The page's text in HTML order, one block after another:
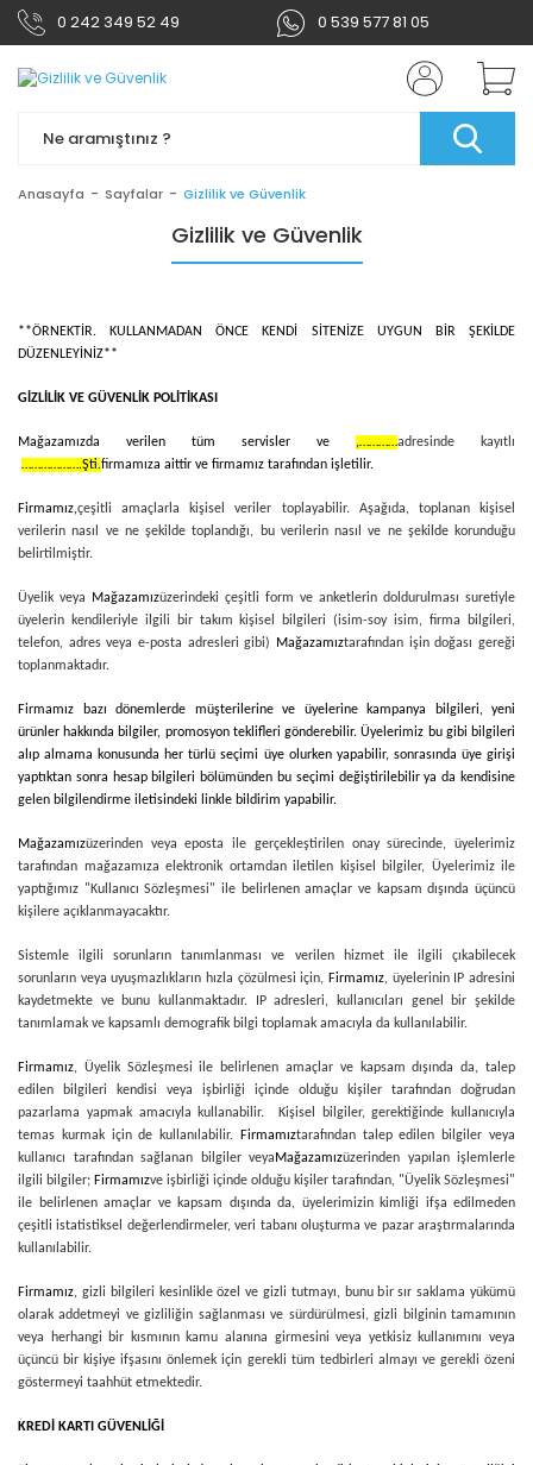
0 242 349 52 49 0 539 577 81 05
Anasayfa Sayfalar Gizlilik ve Güvenlik
Gizlilik ve Güvenlik
**ÖRNEKTİR. KULLANMADAN ÖNCE KENDİ SİTENİZE UYGUN BİR ŞEKİLDE
DÜZENLEYİNİZ**
GİZLİLİK VE GÜVENLİK POLİTİKASI
Mağazamızda verilen tüm servisler ve ,…………adresinde kayıtlı
……………….Şti.firmamıza aittir ve firmamız tarafından işletilir.
Firmamız,çeşitli amaçlarla kişisel veriler toplayabilir. Aşağıda, toplanan kişisel
verilerin nasıl ve ne şekilde toplandığı, bu verilerin nasıl ve ne şekilde korunduğu
belirtilmiştir.
Üyelik veya Mağazamızüzerindeki çeşitli form ve anketlerin doldurulması suretiyle
üyelerin kendileriyle ilgili bir takım kişisel bilgileri (isim-soy isim, firma bilgileri,
telefon, adres veya e-posta adresleri gibi)
Mağazamıztarafından işin doğası gereği
toplanmaktadır.
Firmamız bazı dönemlerde müşterilerine ve üyelerine kampanya bilgileri, yeni
ürünler hakkında bilgiler, promosyon teklifleri gönderebilir. Üyelerimiz bu gibi bilgileri
alıp almama konusunda her türlü seçimi üye olurken yapabilir, sonrasında üye girişi
yaptıktan sonra hesap bilgileri bölümünden bu seçimi değiştirilebilir ya da kendisine
gelen bilgilendirme iletisindeki linkle bildirim yapabilir.
Mağazamızüzerinden veya eposta ile gerçekleştirilen onay sürecinde, üyelerimiz
tarafından mağazamıza elektronik ortamdan iletilen kişisel bilgiler, Üyelerimiz ile
yaptığımız "Kullanıcı Sözleşmesi" ile belirlenen amaçlar ve kapsam dışında üçüncü
kişilere açıklanmayacaktır.
Sistemle ilgili sorunların tanımlanması ve verilen hizmet ile ilgili çıkabilecek
sorunların veya uyuşmazlıkların hızla çözülmesi için, Firmamız, üyelerinin IP adresini
kaydetmekte ve bunu kullanmaktadır. IP adresleri, kullanıcıları genel bir şekilde
tanımlamak ve kapsamlı demografik bilgi toplamak amacıyla da kullanılabilir.
Firmamız, Üyelik Sözleşmesi ile belirlenen amaçlar ve kapsam dışında da, talep
edilen bilgileri kendisi veya işbirliği içinde olduğu kişiler tarafından doğrudan
pazarlama yapmak amacıyla kullanabilir. Kişisel bilgiler, gerektiğinde kullanıcıyla
temas kurmak için de kullanılabilir. Firmamıztarafından talep edilen bilgiler veya
kullanıcı tarafından sağlanan bilgiler veya Mağazamızüzerinden yapılan işlemlerle
ilgili bilgiler; Firmamızve işbirliği içinde olduğu kişiler tarafından, "Üyelik Sözleşmesi"
ile belirlenen amaçlar ve kapsam dışında da, üyelerimizin kimliği ifşa edilmeden
çeşitli istatistiksel değerlendirmeler, veri tabanı oluşturma ve pazar araştırmalarında
kullanılabilir.
Firmamız, gizli bilgileri kesinlikle özel ve gizli tutmayı, bunu bir sır saklama yükümü
olarak addetmeyi ve gizliliğin sağlanması ve sürdürülmesi, gizli bilginin tamamının
veya herhangi bir kısmının kamu alanına girmesini veya yetkisiz kullanımını veya
üçüncü bir kişiye ifşasını önlemek için gerekli tüm tedbirleri almayı ve gerekli özeni
göstermeyi taahhüt etmektedir.
KREDİ KARTI GÜVENLİĞİ